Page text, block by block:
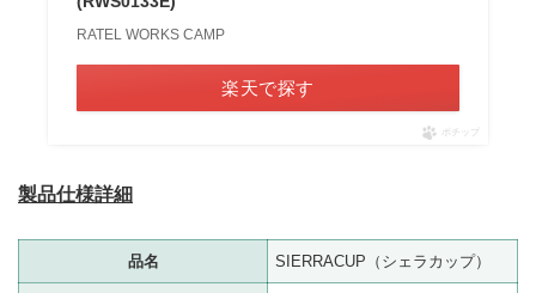
RATEL WORKS CAMP
楽天で探す
ポチップ
製品仕様詳細
品名 SIERRACUP（シェラカップ）